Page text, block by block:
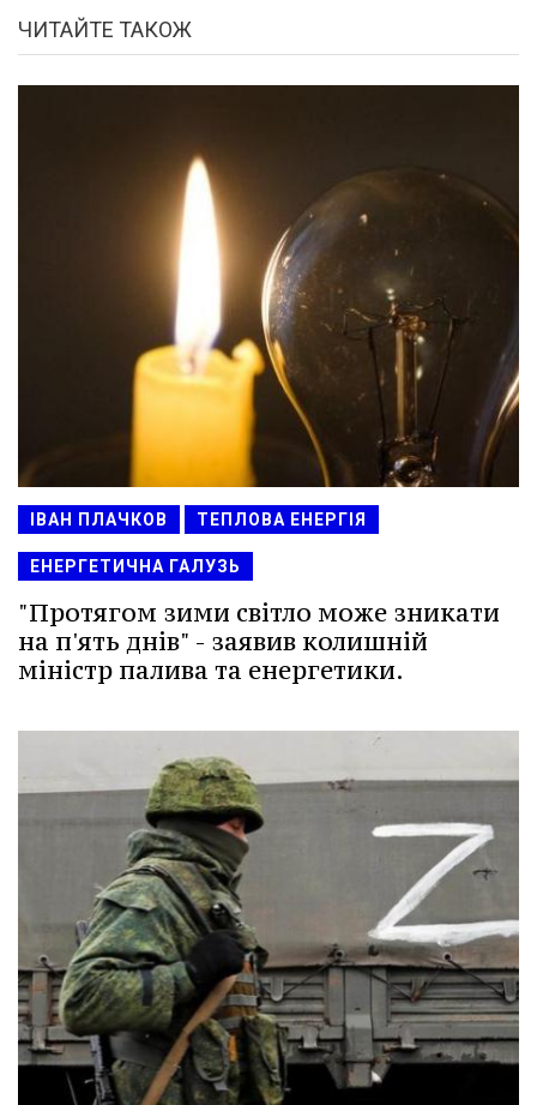
ЧИТАЙТЕ ТАКОЖ
ІВАН ПЛАЧКОВ ТЕПЛОВА ЕНЕРГІЯ
ЕНЕРГЕТИЧНА ГАЛУЗЬ
"Протягом зими світло може зникати
на п'ять днів" - заявив колишній
міністр палива та енергетики.